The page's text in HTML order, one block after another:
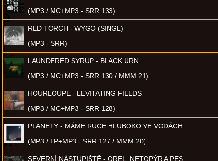
(MP3 / MC+MP3 - SRR 133)
RED TORCH - WYGO (SINGL)
(MP3 - SRR)
LAUNDERED SYRUP - BLACK URN
(MP3 / MC+MP3 - SRR 130 / MMM 21)
HOURLOUPE - LEVITATING FIELDS
(MP3 / MC+MP3 - SRR 128)
PLANETY - MÁME RUCE HLUBOKO VE VODÁCH
(MP3 / LP+MP3 - SRR 127 / MMM 20)
SEVERNÍ NÁSTUPIŠTĚ - OREL, NETOPÝR A PES